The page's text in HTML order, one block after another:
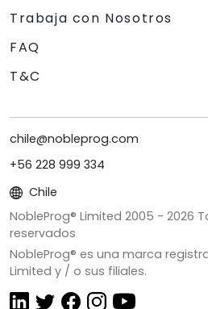
Trabaja con Nosotros
FAQ
T&C
chile@nobleprog.com
+56 228 999 334
Chile
NobleProg® Limited 2005 - 2026
reservados
NobleProg® es una marca
Limited y / o sus filiales.